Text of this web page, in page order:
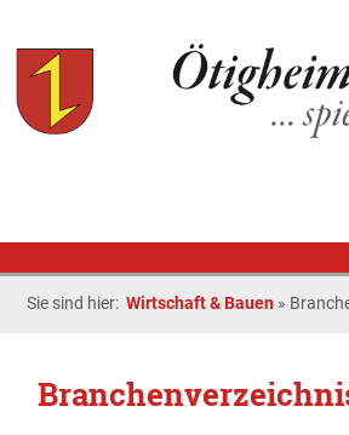
Sie sind hier:Wirtschaft & Bauen »